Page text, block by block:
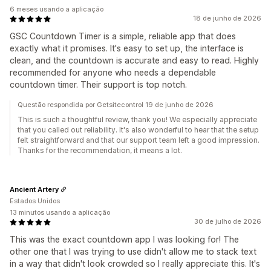
18 de junho de 2026
GSC Countdown Timer is a simple, reliable app that does
exactly what it promises. It's easy to set up, the interface is
clean, and the countdown is accurate and easy to read. Highly
recommended for anyone who needs a dependable
countdown timer. Their support is top notch.
6 meses usando a aplicação
Questão respondida por Getsitecontrol 19 de junho de 2026
This is such a thoughtful review, thank you! We especially appreciate
that you called out reliability. It's also wonderful to hear that the setup
felt straightforward and that our support team left a good impression.
Thanks for the recommendation, it means a lot.
30 de julho de 2026
This was the exact countdown app I was looking for! The
other one that I was trying to use didn't allow me to stack text
in a way that didn't look crowded so I really appreciate this. It's
Ancient Artery
Estados Unidos
13 minutos usando a aplicação